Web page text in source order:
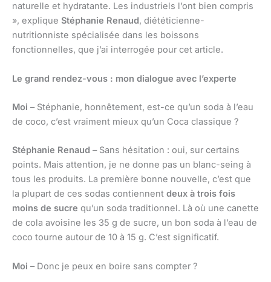
naturelle et hydratante. Les industriels l’ont bien compris
», explique Stéphanie Renaud, diététicienne-
nutritionniste spécialisée dans les boissons
fonctionnelles, que j’ai interrogée pour cet article.
Le grand rendez-vous : mon dialogue avec l’experte
Moi – Stéphanie, honnêtement, est-ce qu’un soda à l’eau
de coco, c’est vraiment mieux qu’un Coca classique ?
Stéphanie Renaud – Sans hésitation : oui, sur certains
points. Mais attention, je ne donne pas un blanc-seing à
tous les produits. La première bonne nouvelle, c’est que
la plupart de ces sodas contiennent deux à trois fois
moins de sucre qu’un soda traditionnel. Là où une canette
de cola avoisine les 35 g de sucre, un bon soda à l’eau de
coco tourne autour de 10 à 15 g. C’est significatif.
Moi – Donc je peux en boire sans compter ?